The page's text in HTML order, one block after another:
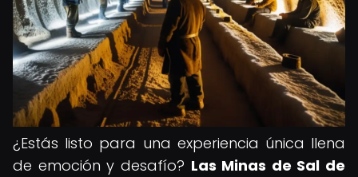
¿Estás listo para una experiencia única llena
de emoción y desafío? Las Minas de Sal de